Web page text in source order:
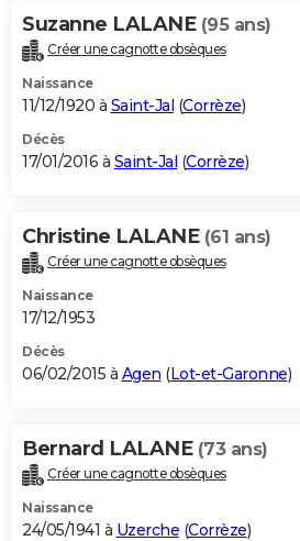
Suzanne LALANE (95 ans)
Créer une cagnotte obsèques
Naissance
11/12/1920 à Saint-Jal (Corrèze)
Décès
17/01/2016 à Saint-Jal (Corrèze)
Christine LALANE (61 ans)
Créer une cagnotte obsèques
Naissance
17/12/1953
Décès
06/02/2015 à Agen (Lot-et-Garonne)
Bernard LALANE (73 ans)
Créer une cagnotte obsèques
Naissance
24/05/1941 à Uzerche (Corrèze)